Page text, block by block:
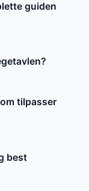
guiden
tilpasser
best